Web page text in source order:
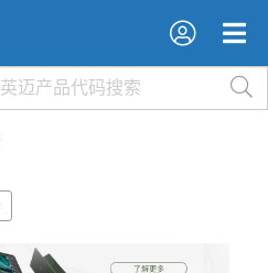
×
×